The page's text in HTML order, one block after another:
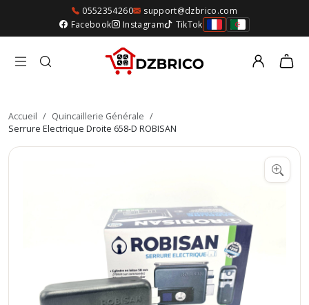
0552354260
support@dzbrico.com
Facebook
Instagram TikTok
Accueil / Quincaillerie Générale /
Serrure Electrique Droite 658-D ROBISAN